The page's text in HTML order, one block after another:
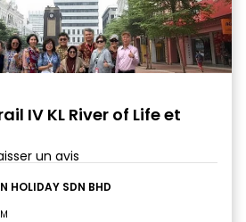
IV KL River of Life et
un avis
HOLIDAY SDN BHD